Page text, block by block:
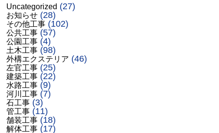
Uncategorized (27)
お知らせ (28)
その他工事 (102)
公共工事 (57)
公園工事 (4)
土木工事 (98)
外構エクステリア (46)
左官工事 (25)
建築工事 (22)
水路工事 (9)
河川工事 (7)
石工事 (3)
管工事 (11)
舗装工事 (18)
解体工事 (17)